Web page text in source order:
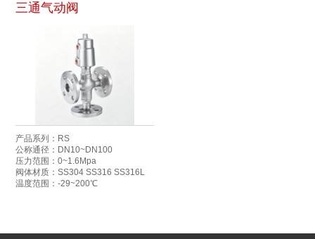
三通气动阀
产品系列：RS
公称通径：DN10~DN100
压力范围：0~1.6Mpa
阀体材质：SS304 SS316 SS316L
温度范围：-29~200℃